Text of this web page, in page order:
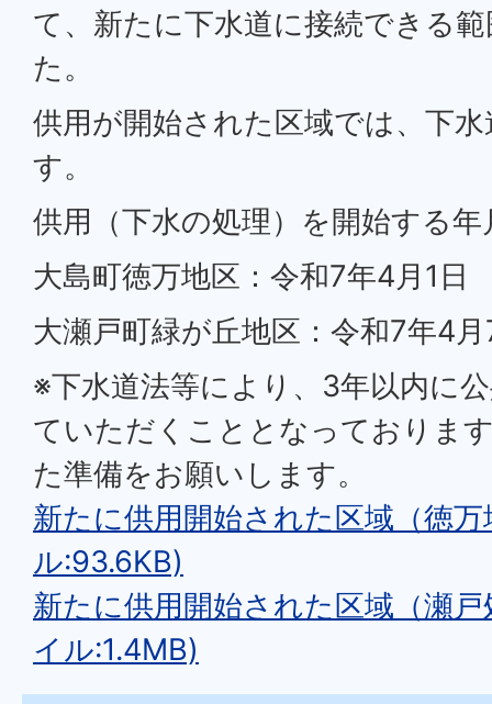
て、新たに下水道に接続できる
た。
供用が開始された区域では、下
す。
供用（下水の処理）を開始する年
大島町徳万地区：令和7年4月1日
大瀬戸町緑が丘地区：令和7年4
※下水道法等により、3年以内に
ていただくこととなっておりま
た準備をお願いします。
新たに供用開始された区域（徳
ル:93.6KB)
新たに供用開始された区域（瀬
イル:1.4MB)